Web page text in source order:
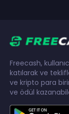
Freecash,
katılarak ve
ve kripto para
ve ödül